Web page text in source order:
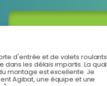
d'entrée et de volets roulants
dans les délais impartis. La
montage est excellente. Je
Agibat, une équipe et une